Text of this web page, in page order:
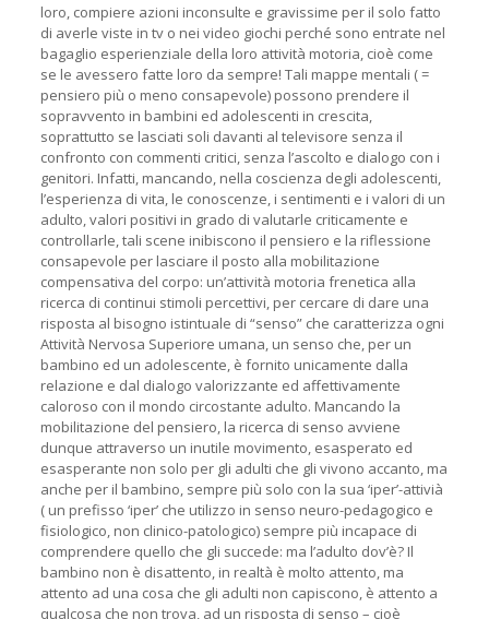
loro, compiere azioni inconsulte e gravissime per il solo fatto
di averle viste in tv o nei video giochi perché sono entrate nel
bagaglio esperienziale della loro attività motoria, cioè come
se le avessero fatte loro da sempre! Tali mappe mentali ( =
pensiero più o meno consapevole) possono prendere il
sopravvento in bambini ed adolescenti in crescita,
soprattutto se lasciati soli davanti al televisore senza il
confronto con commenti critici, senza l’ascolto e dialogo con i
genitori. Infatti, mancando, nella coscienza degli adolescenti,
l’esperienza di vita, le conoscenze, i sentimenti e i valori di un
adulto, valori positivi in grado di valutarle criticamente e
controllarle, tali scene inibiscono il pensiero e la riflessione
consapevole per lasciare il posto alla mobilitazione
compensativa del corpo: un’attività motoria frenetica alla
ricerca di continui stimoli percettivi, per cercare di dare una
risposta al bisogno istintuale di “senso” che caratterizza ogni
Attività Nervosa Superiore umana, un senso che, per un
bambino ed un adolescente, è fornito unicamente dalla
relazione e dal dialogo valorizzante ed affettivamente
caloroso con il mondo circostante adulto. Mancando la
mobilitazione del pensiero, la ricerca di senso avviene
dunque attraverso un inutile movimento, esasperato ed
esasperante non solo per gli adulti che gli vivono accanto, ma
anche per il bambino, sempre più solo con la sua ‘iper’-attivià
( un prefisso ‘iper’ che utilizzo in senso neuro-pedagogico e
fisiologico, non clinico-patologico) sempre più incapace di
comprendere quello che gli succede: ma l’adulto dov’è? Il
bambino non è disattento, in realtà è molto attento, ma
attento ad una cosa che gli adulti non capiscono, è attento a
qualcosa che non trova, ad un risposta di senso – cioè